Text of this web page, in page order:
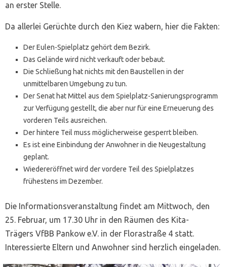
an erster Stelle.
Da allerlei Gerüchte durch den Kiez wabern, hier die Fakten:
Der Eulen-Spielplatz gehört dem Bezirk.
Das Gelände wird nicht verkauft oder bebaut.
Die Schließung hat nichts mit den Baustellen in der
unmittelbaren Umgebung zu tun.
Der Senat hat Mittel aus dem Spielplatz-Sanierungsprogramm
zur Verfügung gestellt, die aber nur für eine Erneuerung des
vorderen Teils ausreichen.
Der hintere Teil muss möglicherweise gesperrt bleiben.
Es ist eine Einbindung der Anwohner in die Neugestaltung
geplant.
Wiedereröffnet wird der vordere Teil des Spielplatzes
frühestens im Dezember.
Die Informationsveranstaltung findet am Mittwoch, den
25. Februar, um 17.30 Uhr in den Räumen des Kita-
Trägers VfBB Pankow e.V. in der Florastraße 4 statt.
Interessierte Eltern und Anwohner sind herzlich eingeladen.